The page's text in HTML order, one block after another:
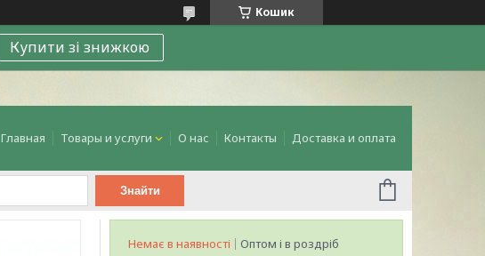
Кошик
Купити зі знижкою
Главная Товары и услуги О нас Контакты Доставка и оплата
Знайти
Немає в наявності Оптом і в роздріб